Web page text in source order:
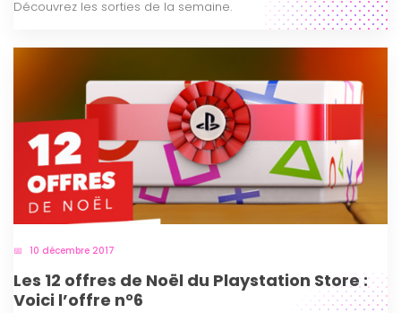
Découvrez les sorties de la semaine.
10 décembre 2017
Les 12 offres de Noël du Playstation Store :
Voici l’offre n°6